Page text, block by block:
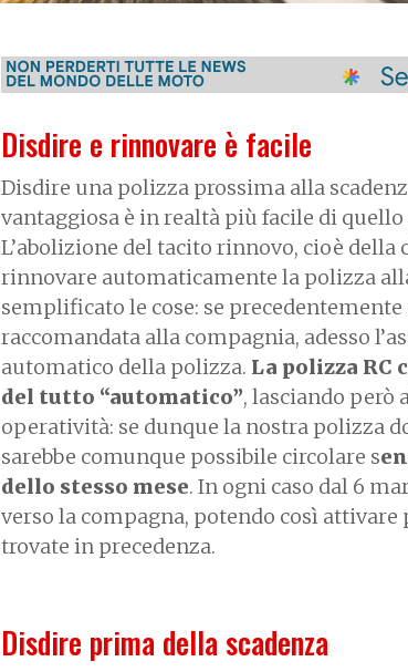
Disdire e rinnovare è facile
Disdire una polizza prossima alla
vantaggiosa è in realtà più facile di quello
L’abolizione del tacito rinnovo, cioè
rinnovare automaticamente la polizza
semplificato le cose: se
raccomandata alla compagnia, adesso
automatico della polizza. La polizza RC
del tutto “automatico”, lasciando però
operatività: se dunque la nostra polizza
sarebbe comunque possibile circolare s
dello stesso mese. In ogni caso dal 6
verso la compagna, potendo così
trovate in precedenza.
Disdire prima della scadenza